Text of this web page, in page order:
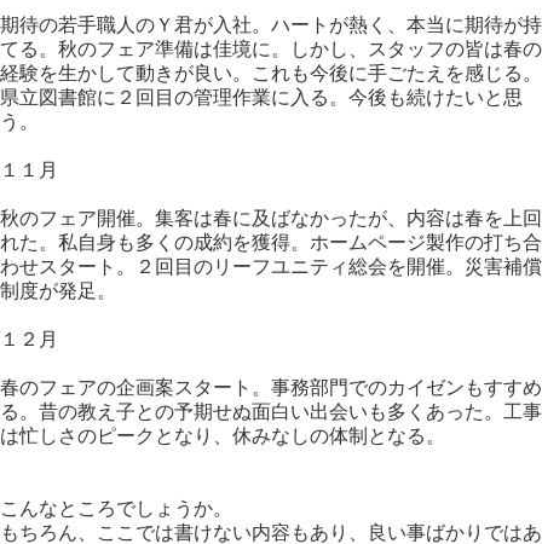
期待の若手職人のＹ君が入社。ハートが熱く、本当に期待が持
てる。秋のフェア準備は佳境に。しかし、スタッフの皆は春の
経験を生かして動きが良い。これも今後に手ごたえを感じる。
県立図書館に２回目の管理作業に入る。今後も続けたいと思
う。
１１月
秋のフェア開催。集客は春に及ばなかったが、内容は春を上回
れた。私自身も多くの成約を獲得。ホームページ製作の打ち合
わせスタート。２回目のリーフユニティ総会を開催。災害補償
制度が発足。
１２月
春のフェアの企画案スタート。事務部門でのカイゼンもすすめ
る。昔の教え子との予期せぬ面白い出会いも多くあった。工事
は忙しさのピークとなり、休みなしの体制となる。
こんなところでしょうか。
もちろん、ここでは書けない内容もあり、良い事ばかりではあ